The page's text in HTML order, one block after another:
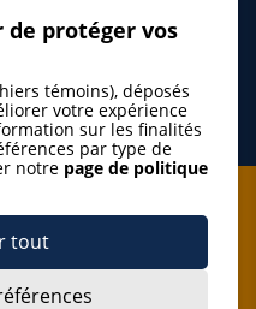
l'infolettre
de protéger vos
témoins), déposés
votre expérience
sur les finalités
par type de
notre page de politique
tout